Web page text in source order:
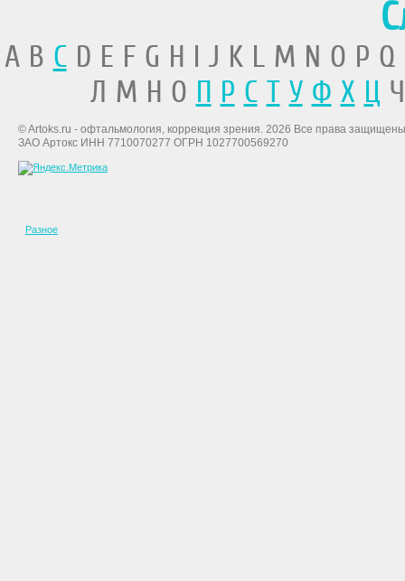
A B CD E F G H I J K L M N O P
Л М Н О П Р С Т У Ф Х Ц
© Artoks.ru - офтальмология, коррекция зрения. 2026 Все права
ЗАО Артокс ИНН 7710070277 ОГРН 1027700569270
Разное